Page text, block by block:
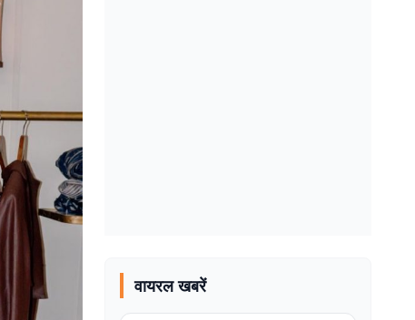
वायरल खबरें